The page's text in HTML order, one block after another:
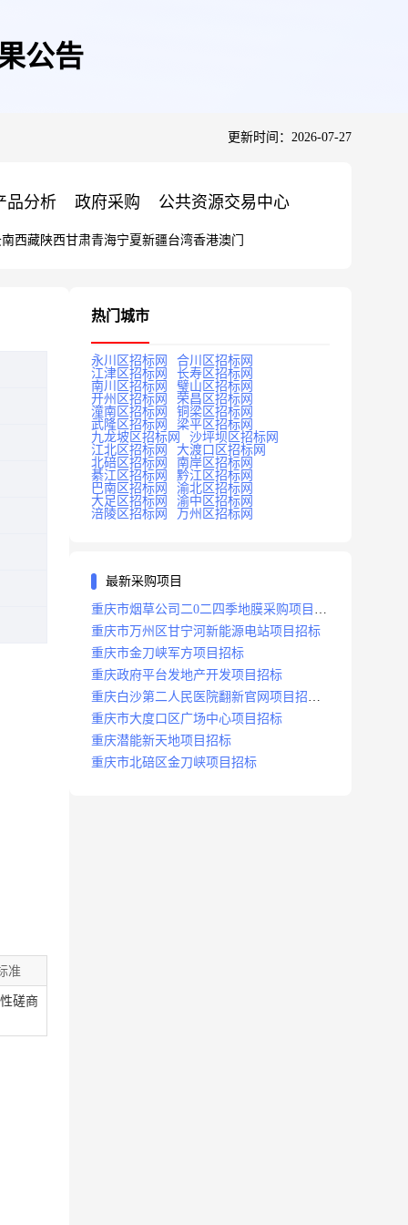
公告
更新时间：2026-07-27
品分析 政府采购 公共资源交易中心
西藏陕西甘肃青海宁夏新疆台湾香港澳门
准
磋商
热门城市
永川区招标网
合川区招标网
江津区招标网
长寿区招标网
南川区招标网
璧山区招标网
开州区招标网
荣昌区招标网
潼南区招标网
铜梁区招标网
武隆区招标网
梁平区招标网
九龙坡区招标网
沙坪坝区招标网
江北区招标网
大渡口区招标网
北碚区招标网
南岸区招标网
綦江区招标网
黔江区招标网
巴南区招标网
渝北区招标网
大足区招标网
渝中区招标网
涪陵区招标网
万州区招标网
最新采购项目
重庆市烟草公司二0二四季地膜采购项目招
标公告
重庆市万州区甘宁河新能源电站项目招标
重庆市金刀峡军方项目招标
重庆政府平台发地产开发项目招标
重庆白沙第二人民医院翻新官网项目招标
公告
重庆市大度口区广场中心项目招标
重庆潜能新天地项目招标
重庆市北碚区金刀峡项目招标